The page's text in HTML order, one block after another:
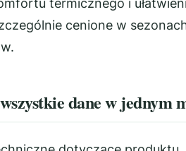
termicznego i
cenione w
dane w jednym